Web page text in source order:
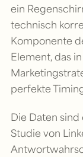
ein
technisch
Komponente
Element, das
perfekte
Die Daten
Studie von